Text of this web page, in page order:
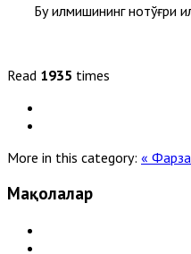
Бу қилмишининг нотўғри
Read 1935 times
More in this category: «
Мақолалар